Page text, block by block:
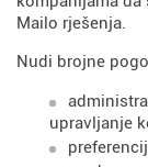
Mailo rješenja.
Nudi brojne
upravljanje